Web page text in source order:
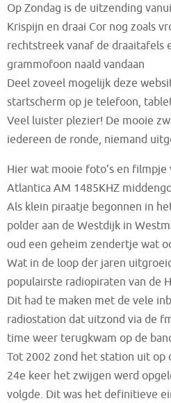
Op Zondag is de uitzending
Krispijn en draai Cor nog zoals
rechtstreek vanaf de draaitafels
grammofoon naald vandaan
Deel zoveel mogelijk deze
startscherm op je telefoon,
Veel luister plezier! De mooie
iedereen de ronde, niemand
Hier wat mooie foto’s en
Atlantica AM 1485KHZ
Als klein piraatje begonnen in
polder aan de Westdijk in
oud een geheim zendertje wat
Wat in de loop der jaren
populairste radiopiraten van de
Dit had te maken met de vele
radiostation dat uitzond via de
time weer terugkwam op de
Tot 2002 zond het station uit op
24e keer het zwijgen werd
volgde. Dit was het definitieve